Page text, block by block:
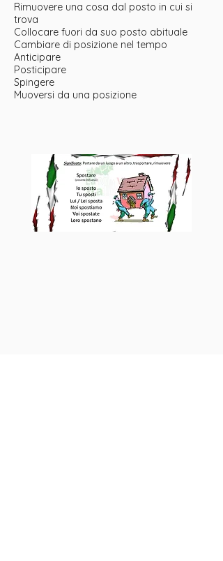
Rimuovere una cosa dal posto in cui si
trova
Collocare fuori da suo posto abituale
Cambiare di posizione nel tempo
Anticipare
Posticipare
Spingere
Muoversi da una posizione